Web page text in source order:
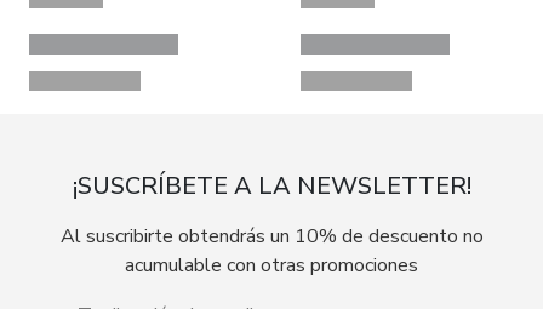
¡SUSCRÍBETE A LA NEWSLETTER!
Al suscribirte obtendrás un 10% de descuento no
acumulable con otras promociones